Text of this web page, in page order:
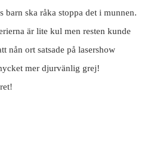
barn ska råka stoppa det i munnen.
är lite kul men resten kunde
nån ort satsade på lasershow
mer djurvänlig grej!